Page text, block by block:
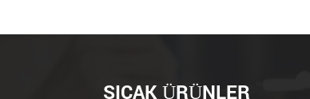
SICAK ÜRÜNLER